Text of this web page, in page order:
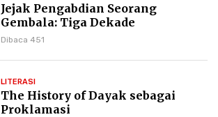
Jejak Pengabdian Seorang
Gembala: Tiga Dekade
Kepemimpinan Pdt. Dr. Yulius
Dibaca 451
LITERASI
The History of Dayak sebagai
Proklamasi